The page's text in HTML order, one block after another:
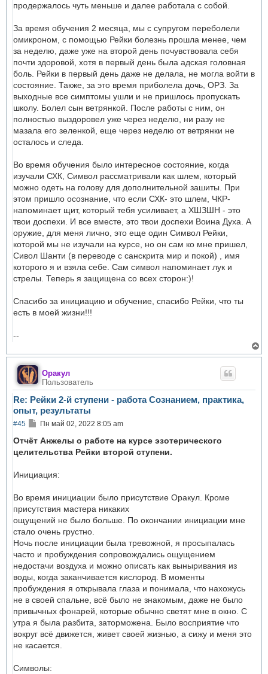
продержалось чуть меньше и далее работала с собой.
За время обучения 2 месяца, мы с супругом переболели
омикроном, с помощью Рейки болезнь прошла менее, чем
за неделю, даже уже на второй день почувствовала себя
почти здоровой, хотя в первый день была адская головная
боль. Рейки в первый день даже не делала, не могла войти в
состояние. Также, за это время приболела дочь, ОРЗ. За
выходные все симптомы ушли и не пришлось пропускать
школу. Болел сын ветрянкой. После работы с ним, он
полностью выздоровел уже через неделю, ни разу не
мазала его зеленкой, еще через неделю от ветрянки не
осталось и следа.
Во время обучения было интересное состояние, когда
изучали СХК, Символ рассматривали как шлем, который
можно одеть на голову для дополнительной зашиты. При
этом пришло осознание, что если СХК- это шлем, ЧКР-
напоминает щит, который тебя усиливает, а ХШЗШН - это
твои доспехи. И все вместе, это твои доспехи Воина Духа. А
оружие, для меня лично, это еще один Символ Рейки,
которой мы не изучали на курсе, но он сам ко мне пришел,
Сивол Шанти (в переводе с санскрита мир и покой) , имя
которого я и взяла себе. Сам символ напоминает лук и
стрелы. Теперь я защищена со всех сторон:)!
Спасибо за инициацию и обучение, спасибо Рейки, что ты
есть в моей жизни!!!
--
е
Оракул
Пользователь
Re: Рейки 2-й ступени - работа Сознанием, практика,
опыт, результаты
#45
С
о
щ
н
Пн май 02, 2022 8:05 am
Отчёт Анжелы о работе на курсе эзотерического
целительства Рейки второй ступени.
Инициация:
Во время инициации было присутствие Оракул. Кроме
присутствия мастера никаких
ощущений не было больше. По окончании инициации мне
стало очень грустно.
Ночь после инициации была тревожной, я просыпалась
часто и пробуждения сопровождались ощущением
недостачи воздуха и можно описать как выныривания из
воды, когда заканчивается кислород. В моменты
пробуждения я открывала глаза и понимала, что нахожусь
не в своей спальне, всё было не знакомым, даже не было
привычных фонарей, которые обычно светят мне в окно. С
утра я была разбита, заторможена. Было восприятие что
вокруг всё движется, живет своей жизнью, а сижу и меня это
не касается.
Символы: